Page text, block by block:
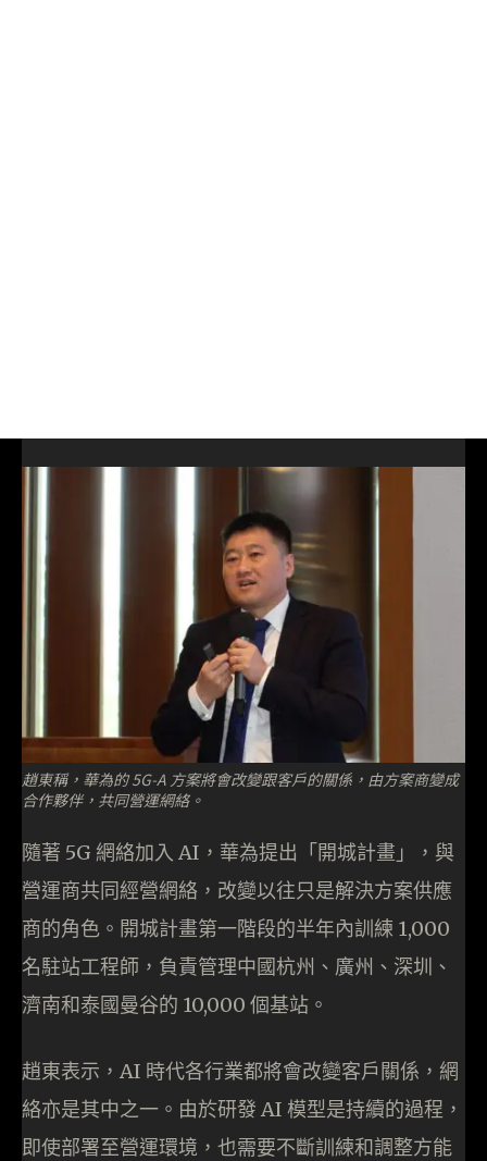
趙東稱，華為的 5G-A 方案將會改變跟客戶的關係，由方案商變成
合作夥伴，共同營運網絡。
隨著 5G 網絡加入 AI，華為提出「開城計畫」，與
營運商共同經營網絡，改變以往只是解決方案供應
商的角色。開城計畫第一階段的半年內訓練 1,000
名駐站工程師，負責管理中國杭州、廣州、深圳、
濟南和泰國曼谷的 10,000 個基站。
趙東表示，AI 時代各行業都將會改變客戶關係，網
絡亦是其中之一。由於研發 AI 模型是持續的過程，
即使部署至營運環境，也需要不斷訓練和調整方能